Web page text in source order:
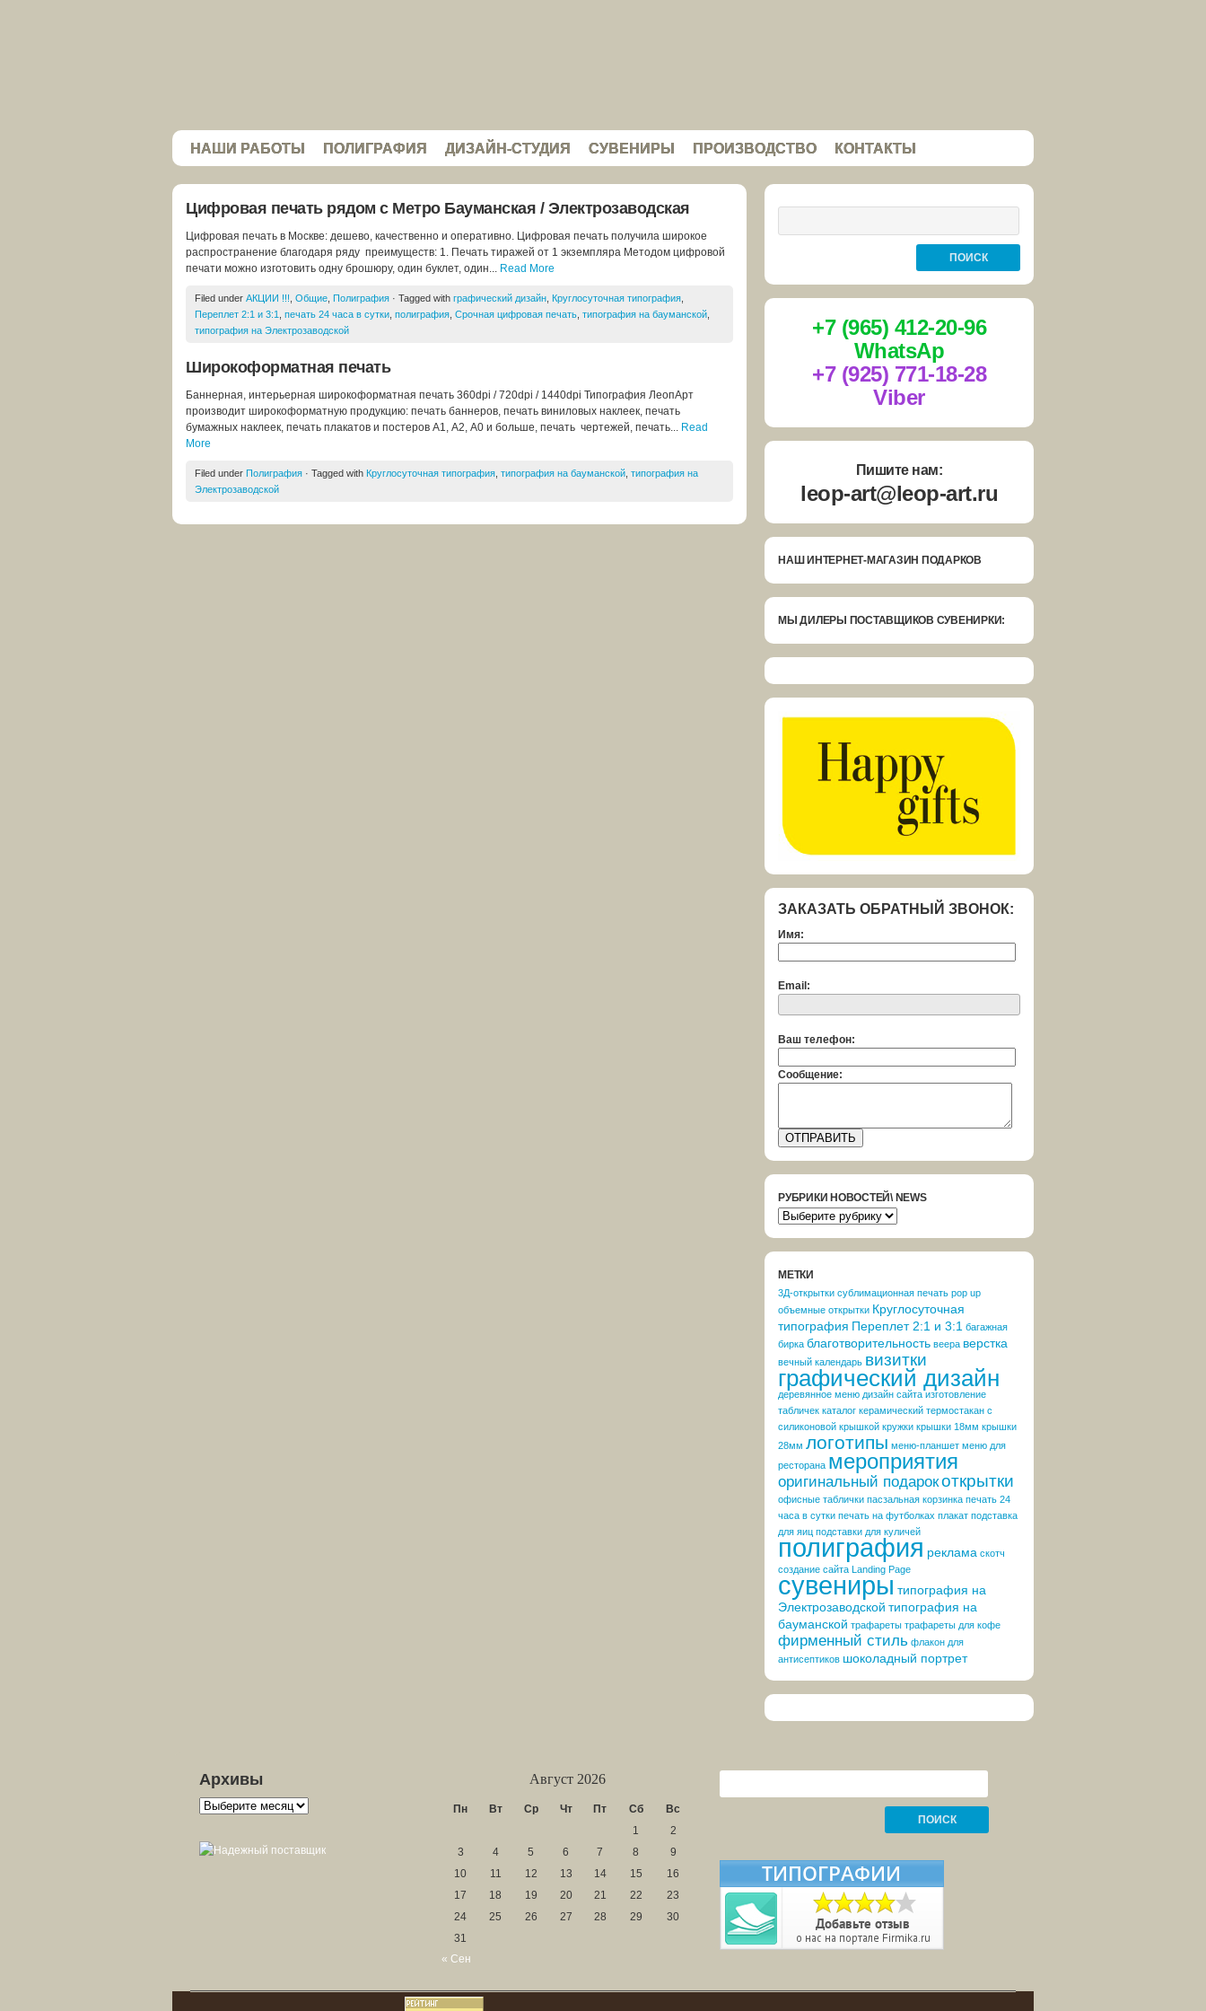
НАШИ РАБОТЫ ПОЛИГРАФИЯ ДИЗАЙН-СТУДИЯ СУВЕНИРЫ ПРОИЗВОДСТВО КОНТАКТЫ
Цифровая печать рядом с Метро Бауманская / Электрозаводская
Цифровая печать в Москве: дешево, качественно и оперативно. Цифровая печать получила широкое
распространение благодаря ряду преимуществ: 1. Печать тиражей от 1 экземпляра Методом цифровой
печати можно изготовить одну брошюру, один буклет, один... Read More
Filed under АКЦИИ !!! Общие Полиграфия · Tagged with графический дизайн Круглосуточная типография
Переплет 2:1 и 3:1
печать 24 часа в сутки полиграфия Срочная цифровая печать типография на бауманской
типография на Электрозаводской
Широкоформатная печать
Баннерная, интерьерная широкоформатная печать 360dpi / 720dpi / 1440dpi Типография ЛеопАрт
производит широкоформатную продукцию: печать баннеров, печать виниловых наклеек, печать
бумажных наклеек, печать плакатов и постеров А1, А2, А0 и больше, печать чертежей, печать... Read
More
Filed under Полиграфия · Tagged with Круглосуточная типография типография на бауманской типография на
Электрозаводской
+7 (965) 412-20-96
WhatsAp
+7 (925) 771-18-28
Viber
Пишите нам:
leop-art@leop-art.ru
НАШ ИНТЕРНЕТ-МАГАЗИН ПОДАРКОВ
МЫ ДИЛЕРЫ ПОСТАВЩИКОВ СУВЕНИРКИ:
ЗАКАЗАТЬ ОБРАТНЫЙ ЗВОНОК:
Имя:
Email:
Ваш телефон:
Сообщение:
РУБРИКИ НОВОСТЕЙ\ NEWS
РУБРИКИ
МЕТКИ
3Д-открытки cублимационная печать pop up
объемные открытки Круглосуточная
типография Переплет 2:1 и 3:1 багажная
бирка благотворительность веера верстка
вечный календарь визитки
графический дизайн
деревянное меню дизайн сайта изготовление
табличек каталог керамический термостакан с
силиконовой крышкой кружки крышки 18мм крышки
28мм логотипы меню-планшет меню для
ресторана мероприятия
оригинальный подарокоткрытки
офисные таблички пасзальная корзинка печать 24
часа в сутки печать на футболках плакат подставка
для яиц подставки для куличей
полиграфия реклама скотч
создание сайта Landing Page
сувениры типография на
Электрозаводской типография на
бауманской трафареты трафареты для кофе
фирменный стиль флакон для
антисептиков шоколадный портрет
Архивы
Архивы
Август 2026
Пн Вт Ср Чт Пт Сб
Вс
1
2
3
4 5 6 7 8
9
10
11 12 13 14 15
16
17
18 19 20 21 22
23
24
25 26 27 28 29
30
31
« Сен